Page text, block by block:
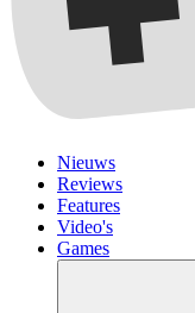
Nieuws
Reviews
Features
Video's
Games